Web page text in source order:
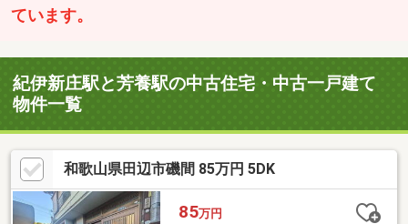
ています。
紀伊新庄駅と芳養駅の中古住宅・中古一戸建て
物件一覧
和歌山県田辺市磯間 85万円 5DK
85万円